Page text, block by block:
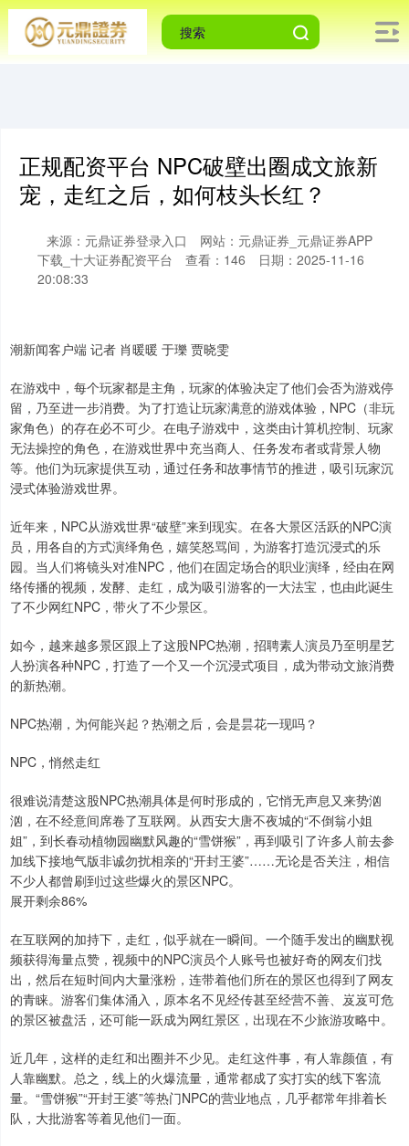
正规配资平台 NPC破壁出圈成文旅新
宠，走红之后，如何枝头长红？
来源：元鼎证券登录入口
网站：元鼎证券_元鼎证券APP
下载_十大证券配资平台
查看：146
日期：2025-11-16
20:08:33
潮新闻客户端 记者 肖暖暖 于瓅 贾晓雯
在游戏中，每个玩家都是主角，玩家的体验决定了他们会否为游戏停
留，乃至进一步消费。为了打造让玩家满意的游戏体验，NPC（非玩
家角色）的存在必不可少。在电子游戏中，这类由计算机控制、玩家
无法操控的角色，在游戏世界中充当商人、任务发布者或背景人物
等。他们为玩家提供互动，通过任务和故事情节的推进，吸引玩家沉
浸式体验游戏世界。
近年来，NPC从游戏世界“破壁”来到现实。在各大景区活跃的NPC演
员，用各自的方式演绎角色，嬉笑怒骂间，为游客打造沉浸式的乐
园。当人们将镜头对准NPC，他们在固定场合的职业演绎，经由在网
络传播的视频，发酵、走红，成为吸引游客的一大法宝，也由此诞生
了不少网红NPC，带火了不少景区。
如今，越来越多景区跟上了这股NPC热潮，招聘素人演员乃至明星艺
人扮演各种NPC，打造了一个又一个沉浸式项目，成为带动文旅消费
的新热潮。
NPC热潮，为何能兴起？热潮之后，会是昙花一现吗？
NPC，悄然走红
很难说清楚这股NPC热潮具体是何时形成的，它悄无声息又来势汹
汹，在不经意间席卷了互联网。从西安大唐不夜城的“不倒翁小姐
姐”，到长春动植物园幽默风趣的“雪饼猴”，再到吸引了许多人前去参
加线下接地气版非诚勿扰相亲的“开封王婆”……无论是否关注，相信
不少人都曾刷到过这些爆火的景区NPC。
展开剩余86%
在互联网的加持下，走红，似乎就在一瞬间。一个随手发出的幽默视
频获得海量点赞，视频中的NPC演员个人账号也被好奇的网友们找
出，然后在短时间内大量涨粉，连带着他们所在的景区也得到了网友
的青睐。游客们集体涌入，原本名不见经传甚至经营不善、岌岌可危
的景区被盘活，还可能一跃成为网红景区，出现在不少旅游攻略中。
近几年，这样的走红和出圈并不少见。走红这件事，有人靠颜值，有
人靠幽默。总之，线上的火爆流量，通常都成了实打实的线下客流
量。“雪饼猴”“开封王婆”等热门NPC的营业地点，几乎都常年排着长
队，大批游客等着见他们一面。